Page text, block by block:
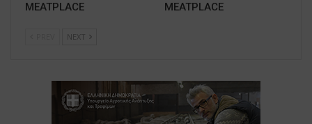
MEATPLACE
MEATPLACE
NEXT